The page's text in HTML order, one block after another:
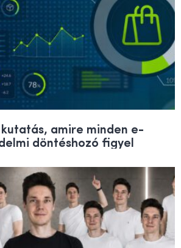
amire minden e-
döntéshozó figyel